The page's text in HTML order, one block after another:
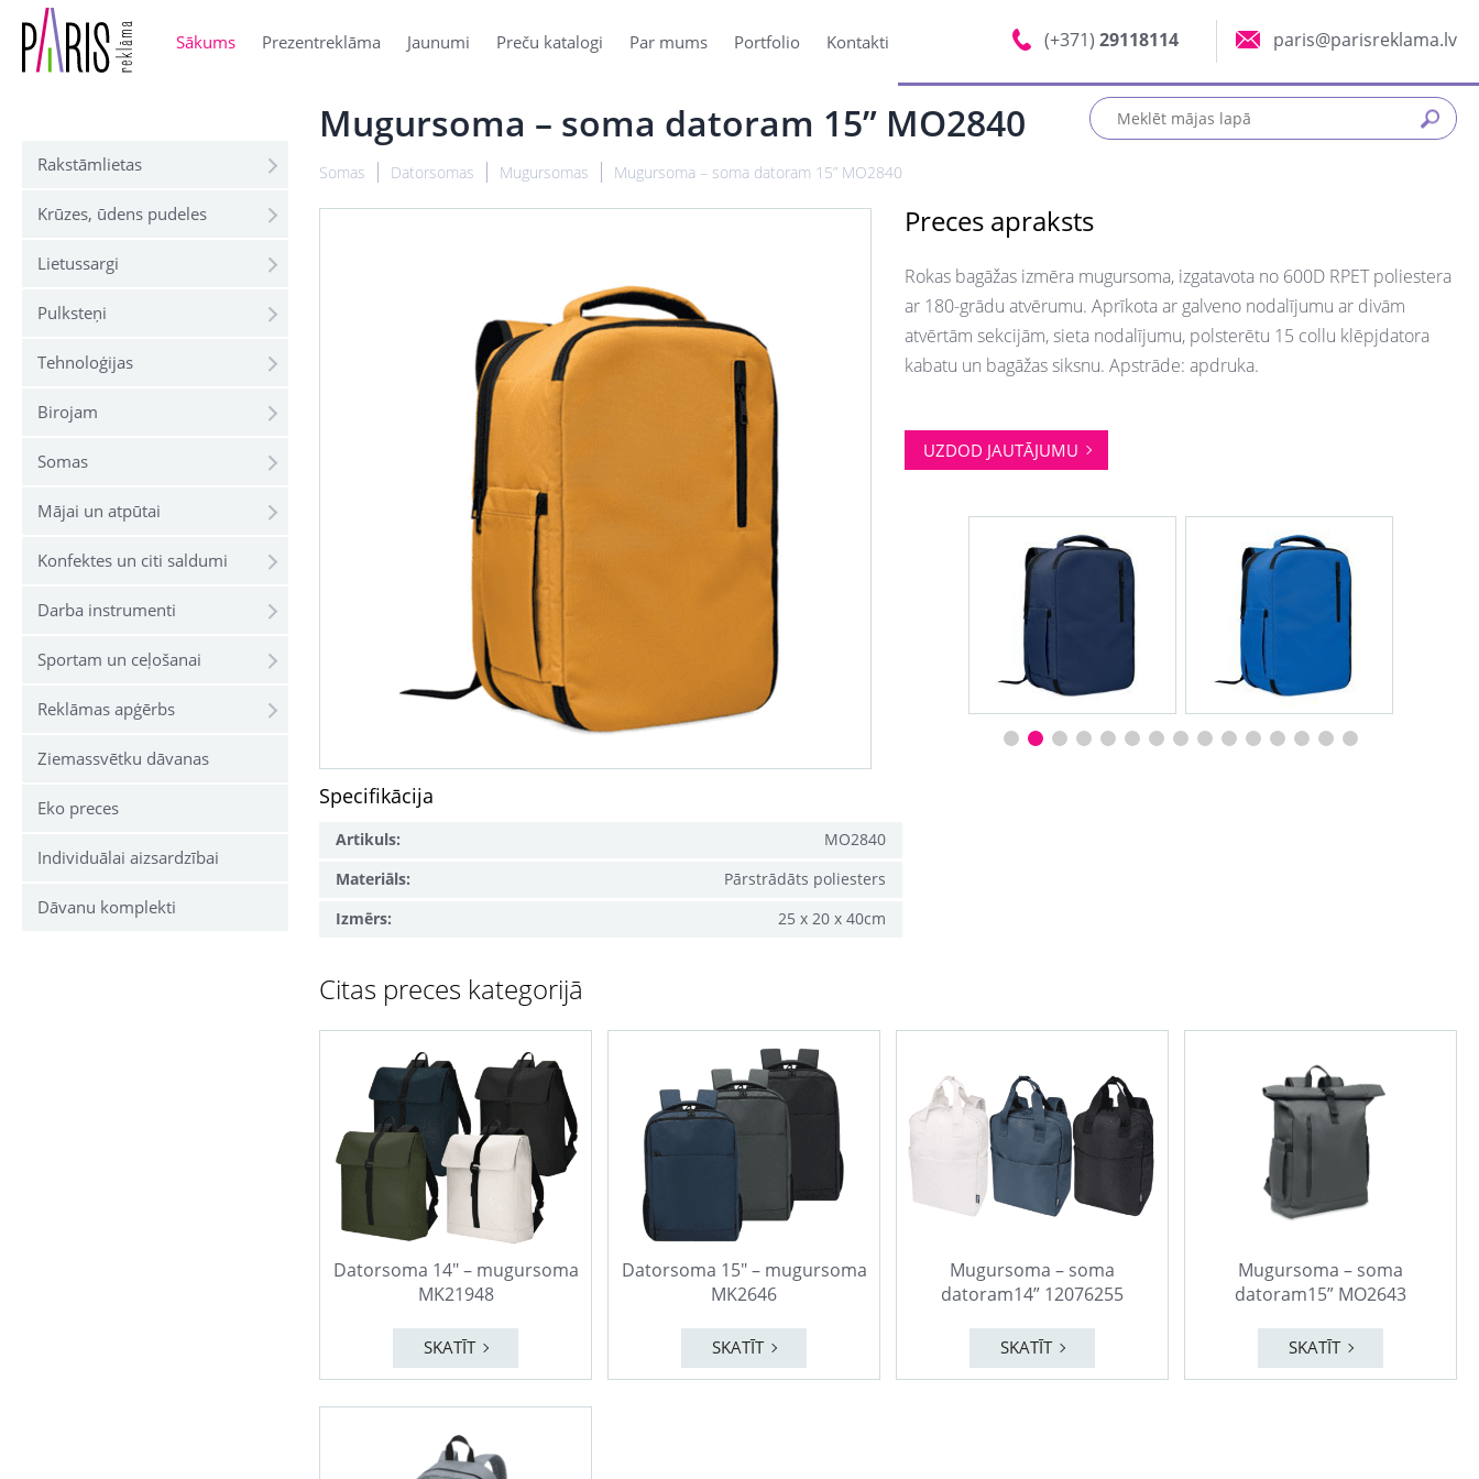
Sākums Prezentreklāma Jaunumi Preču katalogi Par mums Portfolio Kontakti (+371) 29118114 paris@parisreklama.lv
Rakstāmlietas
Krūzes, ūdens pudeles
Lietussargi
Pulksteņi
Tehnoloģijas
Birojam
Somas
Mājai un atpūtai
Konfektes un citi saldumi
Darba instrumenti
Sportam un ceļošanai
Reklāmas apģērbs
Ziemassvētku dāvanas
Eko preces
Individuālai aizsardzībai
Dāvanu komplekti
Mugursoma – soma datoram 15” MO2840
Somas Datorsomas Mugursomas Mugursoma – soma datoram 15” MO2840
Preces apraksts
Rokas bagāžas izmēra mugursoma, izgatavota no 600D RPET poliestera
ar 180-grādu atvērumu. Aprīkota ar galveno nodalījumu ar divām
atvērtām sekcijām, sieta nodalījumu, polsterētu 15 collu klēpjdatora
kabatu un bagāžas siksnu. Apstrāde: apdruka.
UZDOD JAUTĀJUMU
Specifikācija
Artikuls:
MO2840
Materiāls:
Pārstrādāts poliesters
Izmērs:
25 x 20 x 40cm
Citas preces kategorijā
Datorsoma 14″ – mugursoma
MK21948
SKATĪT
Datorsoma 15″ – mugursoma
MK2646
SKATĪT
Mugursoma – soma
datoram14” 12076255
SKATĪT
Mugursoma – soma
datoram15” MO2643
SKATĪT